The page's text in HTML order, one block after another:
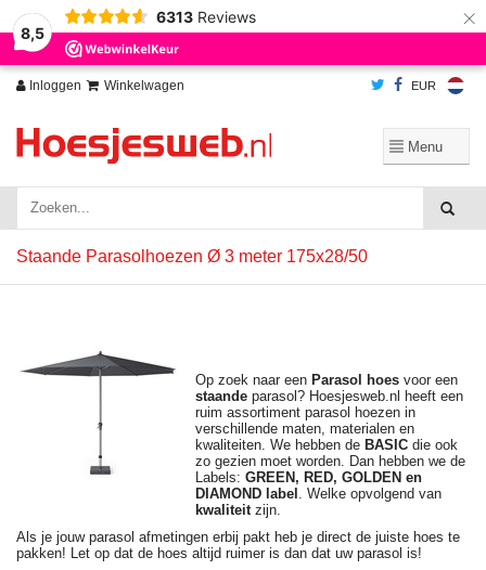
8,5
6313 Reviews ×
Inloggen Winkelwagen EUR
Staande Parasolhoezen Ø 3 meter 175x28/50
Op zoek naar een Parasol hoes voor een
staande parasol? Hoesjesweb.nl heeft een
ruim assortiment parasol hoezen in
verschillende maten, materialen en
kwaliteiten. We hebben de BASIC die ook
zo gezien moet worden. Dan hebben we de
Labels: GREEN, RED, GOLDEN en
DIAMOND label . Welke opvolgend van
kwaliteitzijn.
Als je jouw parasol afmetingen erbij pakt heb je direct de juiste hoes te
pakken! Let op dat de hoes altijd ruimer is dan dat uw parasol is!
Wij slaan cookies op om onze website te verbeteren. Is dat akkoord?
Ja
Nee